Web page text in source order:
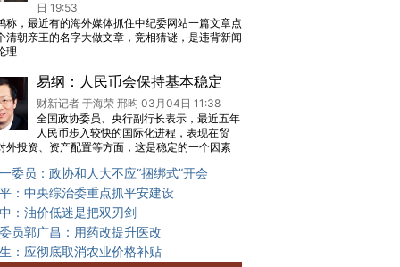
日 19:53
称，最近有的海外媒体抓住中纪委网站一篇文章点
清朝亲王的名字大做文章，竞相猜谜，是违背新闻
理
易纲：人民币会保持基本稳定
财新记者 于海荣 邢昀 03月04日 11:38
全国政协委员、央行副行长表示，最近五年
人民币步入较快的国际化进程，表现在贸
外投资、资产配置等方面，这是稳定的一个因素
委员：政协和人大不应“捆绑式”开会
：中央综治委重点抓平安建设
：油价低迷是把双刃剑
员郭广昌：用药改提升医改
：应彻底取消农业价格补贴